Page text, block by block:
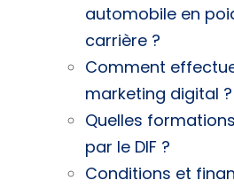
automobile en
carrière ?
Comment
marketing digital ?
Quelles
par le DIF ?
Conditions et